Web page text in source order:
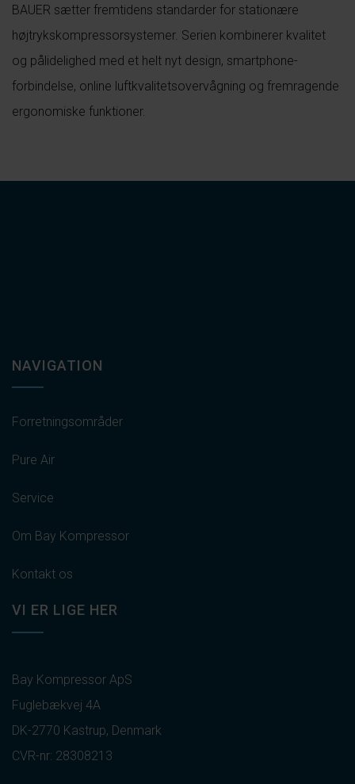
BAUER sætter fremtidens standarder for stationære
højtrykskompressorsystemer. Serien kombinerer kvalitet
og pålidelighed med et helt nyt design, smartphone-
forbindelse, online luftkvalitetsovervågning og fremragende
ergonomiske funktioner.
NAVIGATION
Forretningsområder
Pure Air
Service
Om Bay Kompressor
Kontakt os
VI ER LIGE HER
Bay Kompressor ApS
Fuglebækvej 4A
DK-2770 Kastrup, Denmark
CVR-nr: 28308213